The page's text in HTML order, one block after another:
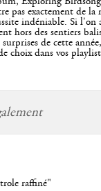
pas exactement de
indéniable. Si
hors des sentiers
de cette
choix dans vos
raffiné"